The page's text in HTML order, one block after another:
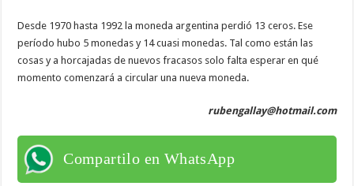
Desde 1970 hasta 1992 la moneda argentina perdió 13 ceros. Ese
período hubo 5 monedas y 14 cuasi monedas. Tal como están las
cosas y a horcajadas de nuevos fracasos solo falta esperar en qué
momento comenzará a circular una nueva moneda.
rubengallay@hotmail.com
Compartilo en WhatsApp